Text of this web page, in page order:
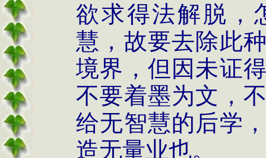
欲求得法解脱，
慧，故要去除此
境界，但因未证
不要着墨为文，
给无智慧的后学
造无量业也。